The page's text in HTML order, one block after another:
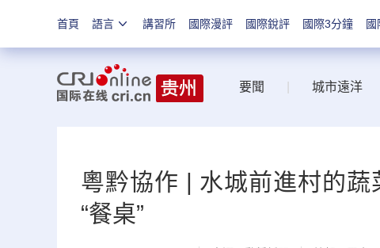
首頁 語言 講習所 國際漫評 國際銳評 國際3分鐘 國
要聞 城市遠洋
粵黔協作 | 水城前進村的
“餐桌”